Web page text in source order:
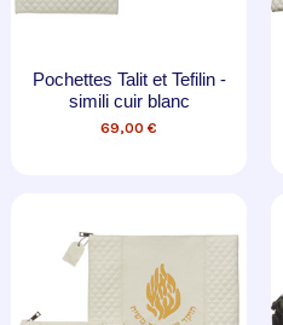
Pochettes Talit et Tefilin -
simili cuir blanc
69,00 €